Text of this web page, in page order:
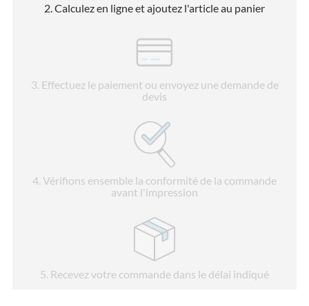
2. Calculez en ligne et ajoutez l'article au panier
3. Effectuez le paiement ou envoyez une demande de
devis
4. Vérifions ensemble la conformité de la commande
avant l'impression
5. Recevez votre commande dans le délai indiqué